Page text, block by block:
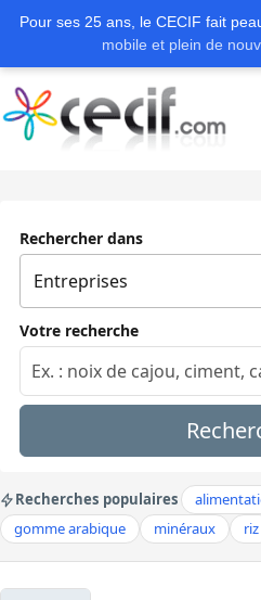
Pour ses 25 ans, le CECIF fait
mobile et plein de
Rechercher dans
Votre recherche
Recherches populaires
gomme arabique
minéraux riz